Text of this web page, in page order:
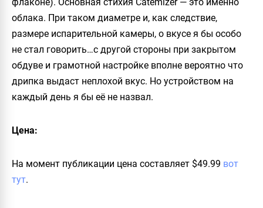
флаконе). Основная стихия Catemizer— это именно
облака. При таком диаметре и, как следствие,
размере испарительной камеры, о вкусе я бы особо
не стал говорить…с другой стороны при закрытом
обдуве и грамотной настройке вполне вероятно что
дрипка выдаст неплохой вкус. Но устройством на
каждый день я бы её не назвал.
Цена:
На момент публикации цена составляет $49.99 вот
тут.